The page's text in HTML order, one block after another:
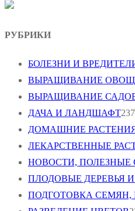
РУБРИКИ
БОЛЕЗНИ И
ВЫРАЩИВАНИЕ
ВЫРАЩИВАНИЕ
ДАЧА И ЛАНДШАФТ237
ДОМАШНИЕ
ЛЕКАРСТВЕННЫЕ
НОВОСТИ, ПОЛЕЗНЫЕ
ПЛОДОВЫЕ ДЕРЕВЬЯ
ПОДГОТОВКА СЕМЯН,